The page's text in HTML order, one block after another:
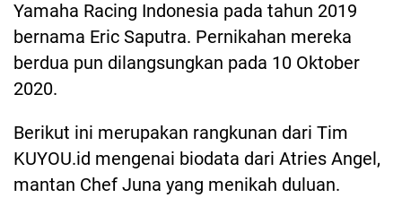
Yamaha Racing Indonesia pada tahun 2019
bernama Eric Saputra. Pernikahan mereka
berdua pun dilangsungkan pada 10 Oktober
2020.
Berikut ini merupakan rangkunan dari Tim
KUYOU.id mengenai biodata dari Atries Angel,
mantan Chef Juna yang menikah duluan.